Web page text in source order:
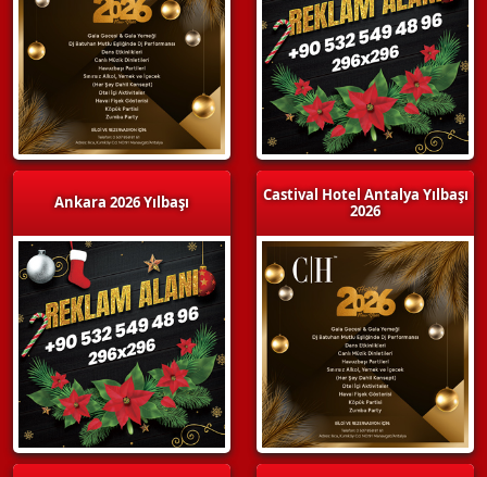
Ankara 2026 Yılbaşı
Castival Hotel Antalya Yılbaşı
2026